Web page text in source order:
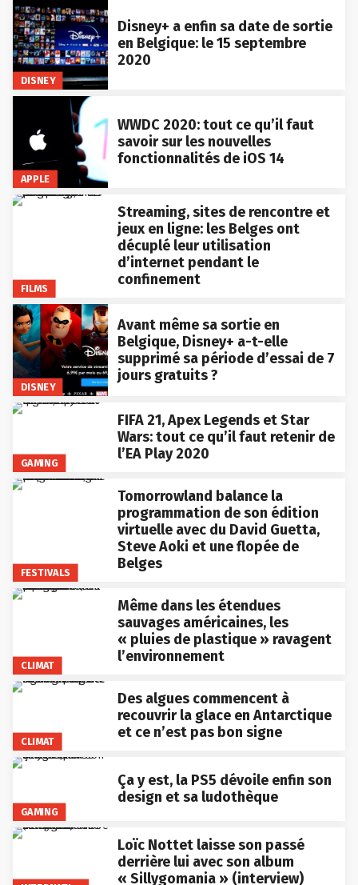
DISNEY
Disney+ a enfin sa date de sortie
en Belgique: le 15 septembre
2020
APPLE
WWDC 2020: tout ce qu’il faut
savoir sur les nouvelles
fonctionnalités de iOS 14
FILMS
Streaming, sites de rencontre et
jeux en ligne: les Belges ont
décuplé leur utilisation
d’internet pendant le
confinement
DISNEY
Avant même sa sortie en
Belgique, Disney+ a-t-elle
supprimé sa période d’essai de 7
jours gratuits ?
GAMING
FIFA 21, Apex Legends et Star
Wars: tout ce qu’il faut retenir de
l’EA Play 2020
FESTIVALS
Tomorrowland balance la
programmation de son édition
virtuelle avec du David Guetta,
Steve Aoki et une flopée de
Belges
CLIMAT
Même dans les étendues
sauvages américaines, les
« pluies de plastique » ravagent
l’environnement
CLIMAT
Des algues commencent à
recouvrir la glace en Antarctique
et ce n’est pas bon signe
GAMING
Ça y est, la PS5 dévoile enfin son
design et sa ludothèque
Loïc Nottet laisse son passé
derrière lui avec son album
« Sillygomania » (interview)